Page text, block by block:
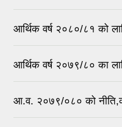
आर्थिक वर्ष २०८०/८१ को
आर्थिक वर्ष २०७९/८० का
आ.व. २०७९/०८० को